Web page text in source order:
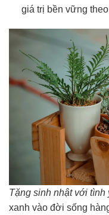
giá trị bền vững
Tặng sinh nhật với tình
xanh vào đời sống